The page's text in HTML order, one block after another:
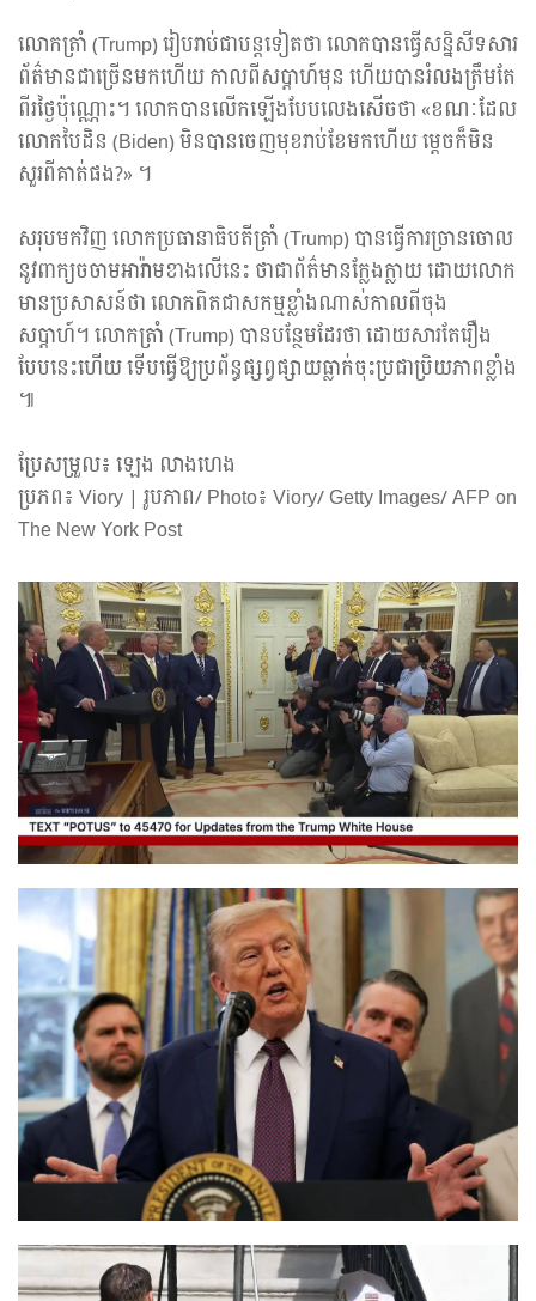
លោកត្រាំ (Trump) រៀបរាប់ជាបន្តទៀតថា លោកបានធ្វើសន្និសីទសារ
ព័ត៌មានជាច្រើនមកហើយ កាលពីសប្តាហ៍មុន ហើយបានរំលងត្រឹមតែ
ពីរថ្ងៃប៉ុណ្ណោះ។ លោកបានលើកឡើងបែបលេងសើចថា «ខណៈដែល
លោកបៃដិន (Biden) មិនបានចេញមុខរាប់ខែមកហើយ ម្ដេចក៏មិន
សួរពីគាត់ផង?» ។
សរុបមកវិញ លោកប្រធានាធិបតីត្រាំ (Trump) បានធ្វើការច្រានចោល
នូវពាក្យចចាមអារ៉ាមខាងលើនេះ ថាជាព័ត៌មានក្លែងក្លាយ ដោយលោក
មានប្រសាសន៍ថា លោកពិតជាសកម្មខ្លាំងណាស់កាលពីចុង
សប្តាហ៍។ លោកត្រាំ (Trump) បានបន្ថែមដែរថា ដោយសារតែរឿង
បែបនេះហើយ ទើបធ្វើឱ្យប្រព័ន្ធផ្សព្វផ្សាយធ្លាក់ចុះប្រជាប្រិយភាពខ្លាំង
៕
ប្រែសម្រួល៖ ឡេង លាងហេង
ប្រភព៖ Viory | រូបភាព/ Photo៖ Viory/ Getty Images/ AFP on
The New York Post